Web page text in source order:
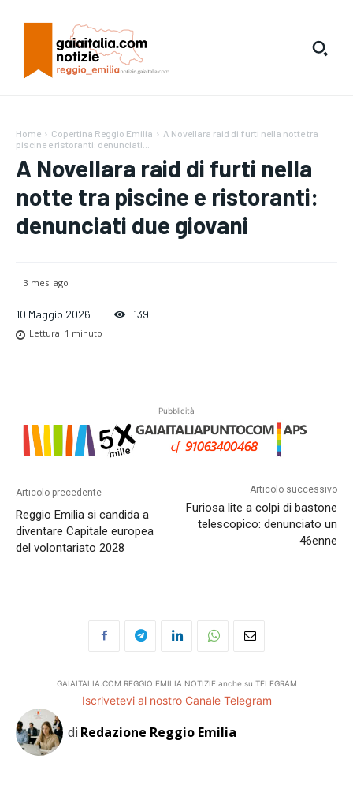
Home Copertina Reggio Emilia
A Novellara raid di furti nella notte tra
piscine e ristoranti: denunciati...
A Novellara raid di furti nella
notte tra piscine e ristoranti:
denunciati due giovani
3 mesi ago
10 Maggio 2026 139
Lettura: 1 minuto
Pubblicità
Articolo precedente
Reggio Emilia si candida a
diventare Capitale europea
del volontariato 2028
Articolo successivo
Furiosa lite a colpi di bastone
telescopico: denunciato un
46enne
GAIAITALIA.COM REGGIO EMILIA NOTIZIE anche su TELEGRAM
Iscrivetevi al nostro Canale Telegram
di Redazione Reggio Emilia